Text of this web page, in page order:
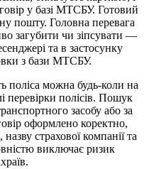
у базі МТСБУ. Готовий
пошту. Головна перевага
загубити чи зіпсувати —
та в застосунку
з бази МТСБУ.
поліса можна будь-коли на
перевірки полісів. Пошук
засобу або за
оформлено коректно,
страхової компанії та
виключає ризик